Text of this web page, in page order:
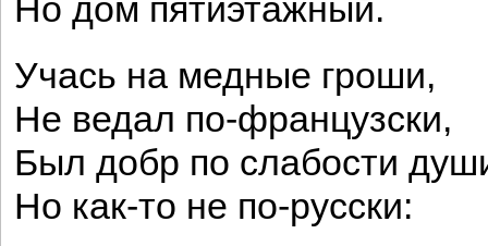
Но дом пятиэтажный.
Учась на медные гроши,
Не ведал по-французски,
Был добр по слабости
Но как-то не по-русски: